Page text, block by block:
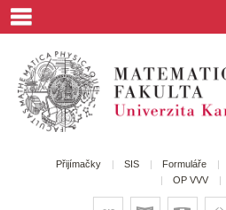
Přijímačky SIS Formuláře
OP VVV